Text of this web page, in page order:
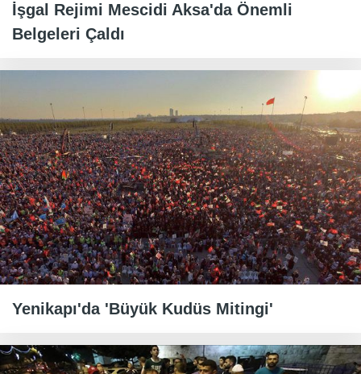
İşgal Rejimi Mescidi Aksa'da Önemli
Belgeleri Çaldı
Yenikapı'da 'Büyük Kudüs Mitingi'